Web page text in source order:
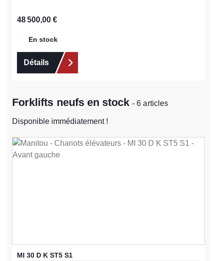
Prix régulier :
48 500,00 €
En stock
Détails
Forklifts neufs en stock- 6 articles
Disponible immédiatement !
MI 30 D K ST5 S1